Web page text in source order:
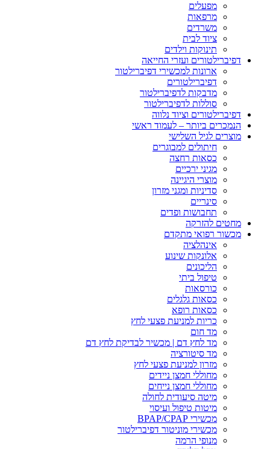
מפעלים
מרפאות
משרדים
ציוד לבית
תינוקות וילדים
דפיברילטורים ועזרי החייאה
ארונות למכשירי דפיברילטור
דפיברילטורים
מדבקות לדפיברילטור
סוללות לדפיברילטור
דפיברילטורים וציוד נלווה
הנמכרים ביותר – לעמוד ראשי
מוצרים לגיל השלישי
חיתולים למבוגרים
כסאות רחצה
מגיני ירכיים
מוצרי היגיינה
סדיניות ומגני מזרון
סינריים
תחבושות ופדים
מחטים להזרקה
מכשור רפואי מתקדם
אינהלציה
אלונקות שינוע
הליכונים
טיפול ביתי
כורסאות
כסאות גלגלים
כסאות רופא
כריות למניעת פצעי לחץ
מד חום
מד לחץ דם | מכשיר לבדיקת לחץ דם
מד סיטורציה
מזרון למניעת פצעי לחץ
מחוללי חמצן ניידים
מחוללי חמצן נייחים
מיטה סיעודית לחולה
מיטות טיפול ועיסוי
מכשירי BPAP/CPAP
מכשירי מוניטור דפיברילטור
מנופי הרמה